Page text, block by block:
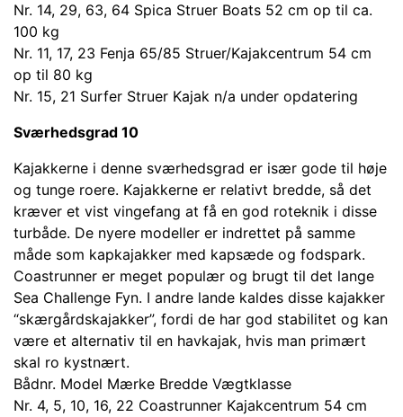
Nr. 14, 29, 63, 64 Spica Struer Boats 52 cm op til ca.
100 kg
Nr. 11, 17, 23 Fenja 65/85 Struer/Kajakcentrum 54 cm
op til 80 kg
Nr. 15, 21 Surfer Struer Kajak n/a under opdatering
Sværhedsgrad 10
Kajakkerne i denne sværhedsgrad er især gode til høje
og tunge roere. Kajakkerne er relativt bredde, så det
kræver et vist vingefang at få en god roteknik i disse
turbåde. De nyere modeller er indrettet på samme
måde som kapkajakker med kapsæde og fodspark.
Coastrunner er meget populær og brugt til det lange
Sea Challenge Fyn. I andre lande kaldes disse kajakker
“skærgårdskajakker”, fordi de har god stabilitet og kan
være et alternativ til en havkajak, hvis man primært
skal ro kystnært.
Bådnr. Model Mærke Bredde Vægtklasse
Nr. 4, 5, 10, 16, 22 Coastrunner Kajakcentrum 54 cm